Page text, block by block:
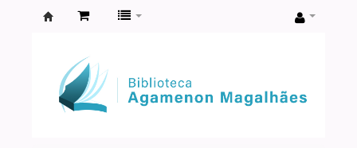
Agamenon
Magalhães